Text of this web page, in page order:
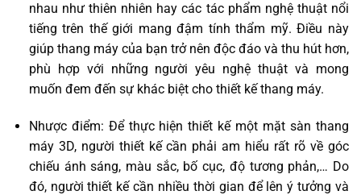
nhau như thiên nhiên hay các tác phẩm nghệ thuật nổi
tiếng trên thế giới mang đậm tính thẩm mỹ. Điều này
giúp thang máy của bạn trở nên độc đáo và thu hút hơn,
phù hợp với những người yêu nghệ thuật và mong
muốn đem đến sự khác biệt cho thiết kế thang máy.
Nhược điểm: Để thực hiện thiết kế một mặt sàn thang
máy 3D, người thiết kế cần phải am hiểu rất rõ về góc
chiếu ánh sáng, màu sắc, bố cục, độ tương phản,… Do
đó, người thiết kế cần nhiều thời gian để lên ý tưởng và